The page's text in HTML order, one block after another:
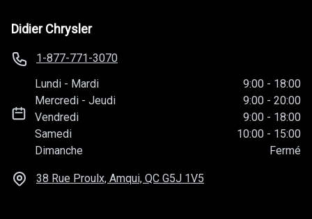
Didier Chrysler
1-877-771-3070
Lundi - Mardi 9:00 - 18:00
Mercredi -Jeudi 9:00 - 20:00
Vendredi
9:00 - 18:00
Samedi
10:00 - 15:00
Dimanche
Fermé
38 Rue Proulx, Amqui, QC G5J 1V5